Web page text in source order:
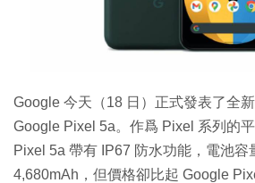
Google 今天（18 日）正式發表了全
Google Pixel 5a。作爲 Pixel 系列的
Pixel 5a 帶有 IP67 防水功能，電池容
4,680mAh，但價格卻比起 Google